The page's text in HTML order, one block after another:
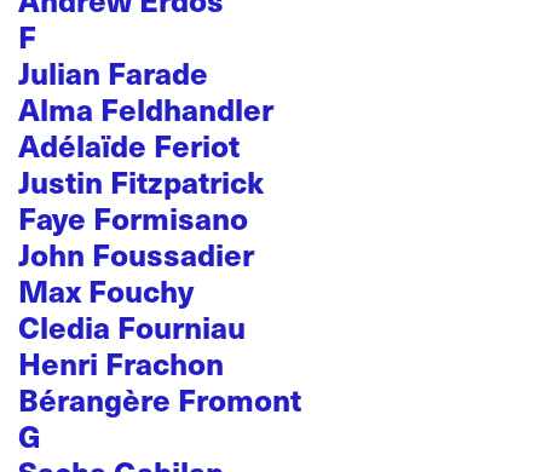
F
Julian Farade
Alma Feldhandler
Adélaïde Feriot
Justin Fitzpatrick
Faye Formisano
John Foussadier
Max Fouchy
Cledia Fourniau
Henri Frachon
Bérangère Fromont
G